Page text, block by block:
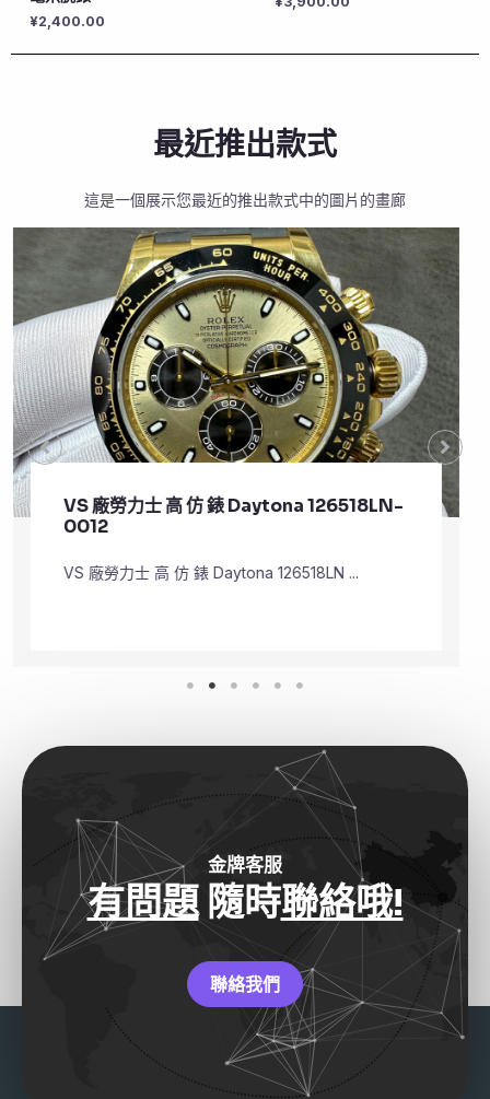
¥2,400.00
最近推出款式
這是一個展示您最近的推出款式中的圖片的畫廊
VS 廠勞力士 頂級 復刻 錶 Submariner
Date 126610LV
VS 廠勞力士 頂級 復刻 錶 Submariner Dat ...
金牌客服
有問題隨時聯絡哦!
聯絡我們